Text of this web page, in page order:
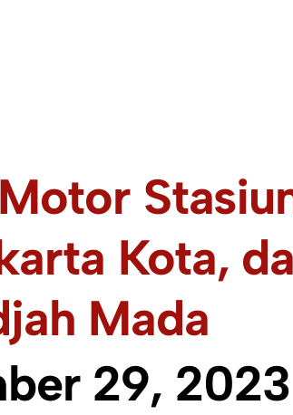
Kota,
Mada
29, 2023